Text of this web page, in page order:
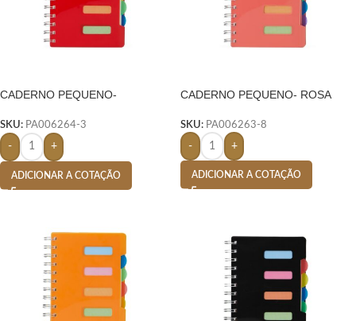
CADERNO PEQUENO-
SKU: PA006264-3
- +
ADICIONAR A COTAÇÃO
CADERNO PEQUENO- ROSA
SKU: PA006263-8
- +
ADICIONAR A COTAÇÃO